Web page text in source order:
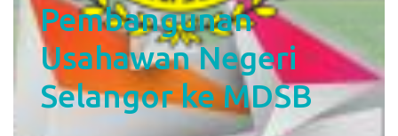
Pembangunan
Usahawan Negeri
Selangor ke MDSB